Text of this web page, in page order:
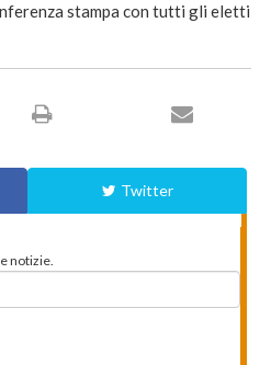
stampa con tutti gli eletti
Twitter
notizie.